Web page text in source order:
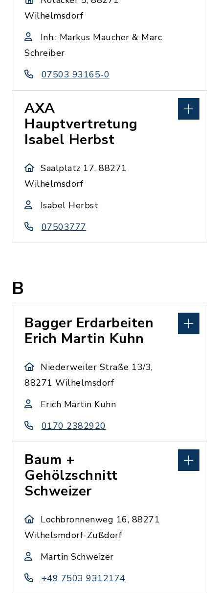
Wilhelmsdorf
Inh.: Markus Maucher & Marc
Schreiber
07503 93165-0
AXA
Hauptvertretung
Isabel Herbst
Saalplatz 17, 88271
Wilhelmsdorf
Isabel Herbst
07503777
B
Bagger Erdarbeiten
Erich Martin Kuhn
Niederweiler Straße 13/3,
88271 Wilhelmsdorf
Erich Martin Kuhn
0170 2382920
Baum +
Gehölzschnitt
Schweizer
Lochbronnenweg 16, 88271
Wilhelsmdorf-Zußdorf
Martin Schweizer
+49 7503 9312174